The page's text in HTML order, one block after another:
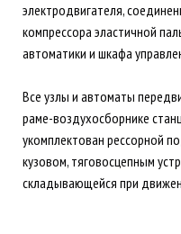
электродвигателя,
компрессора эластичной
автоматики и шкафа
Все узлы и автоматы
раме-воздухосборнике
укомплектован рессорной
кузовом, тяговосцепным
складывающейся при